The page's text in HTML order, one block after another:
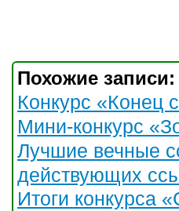
Похожие записи:
Конкурс «Конец
Мини-конкурс
Лучшие вечные
действующих
Итоги конкурса